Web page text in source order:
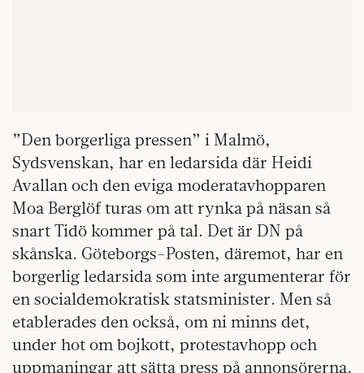
”Den borgerliga pressen” i Malmö,
Sydsvenskan, har en ledarsida där Heidi
Avallan och den eviga moderatavhopparen
Moa Berglöf turas om att rynka på näsan så
snart Tidö kommer på tal. Det är DN på
skånska. Göteborgs-Posten, däremot, har en
borgerlig ledarsida som inte argumenterar för
en socialdemokratisk statsminister. Men så
etablerades den också, om ni minns det,
under hot om bojkott, protestavhopp och
uppmaningar att sätta press på annonsörerna.